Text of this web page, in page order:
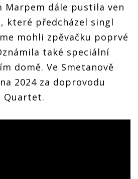
Marpem dále pustila ven
které předcházel singl
mohli zpěvačku poprvé
také speciální
domě. Ve Smetanově
2024 za doprovodu
Quartet.